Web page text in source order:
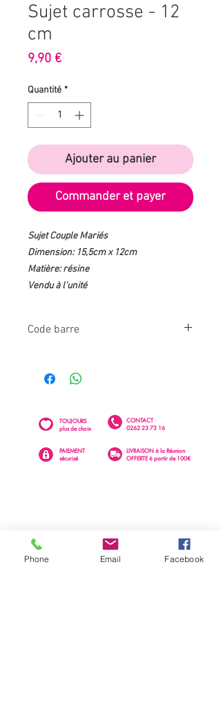
Sujet carrosse - 12
cm
9,90 €Prix
Quantité *
Ajouter au panier
Commander et payer
Sujet Couple Mariés
Dimension: 15,5cm x 12cm
Matière: résine
Vendu à l'unité
Code barre
CONTACT
0262 23 73 16
TOUJOURS
plus de choix
PAIEMENT
sécurisé
LIVRAISON à la Réunion
OFFERTE à partir de 100€
Phone Email Facebook